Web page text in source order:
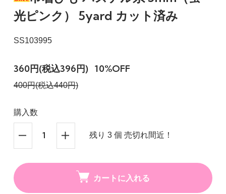
光ピンク） 5yard カット済み
SS103995
360円(税込396円) 10%OFF
400円(税込440円)
購入数
残り 3 個 売切れ間近！
カートに入れる